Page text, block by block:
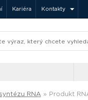
Kariéra Kontakty
RNA » Produkt